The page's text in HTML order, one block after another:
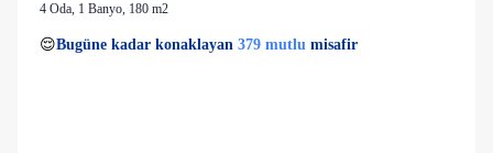
4 Oda, 1 Banyo, 180 m2
👀Son 1 saatte41 kişigörüntüledi